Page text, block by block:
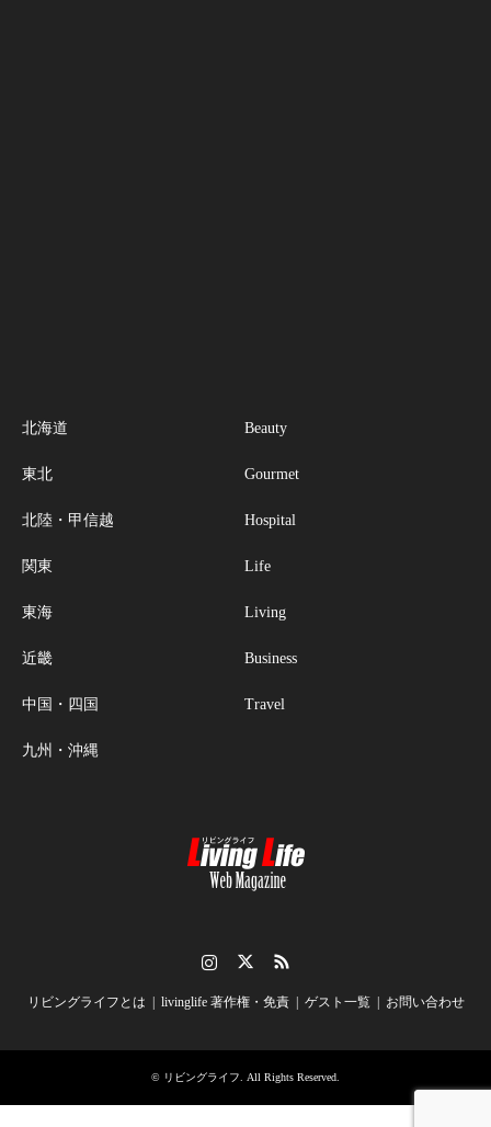
北海道
東北
北陸・甲信越
関東
東海
近畿
中国・四国
九州・沖縄
Beauty
Gourmet
Hospital
Life
Living
Business
Travel
リビングライフとは livinglife 著作権・免責 ゲスト一覧 お問い合わせ
© リビングライフ . All Rights Reserved.